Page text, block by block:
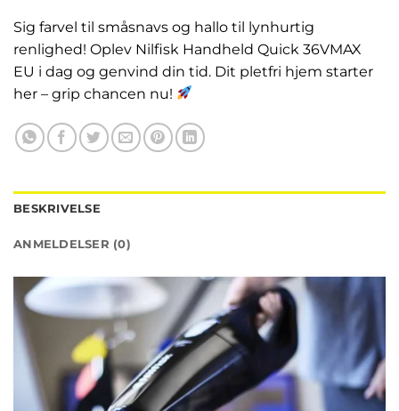
Sig farvel til småsnavs og hallo til lynhurtig
renlighed! Oplev Nilfisk Handheld Quick 36VMAX
EU i dag og genvind din tid. Dit pletfri hjem starter
her – grip chancen nu!
BESKRIVELSE
ANMELDELSER (0)